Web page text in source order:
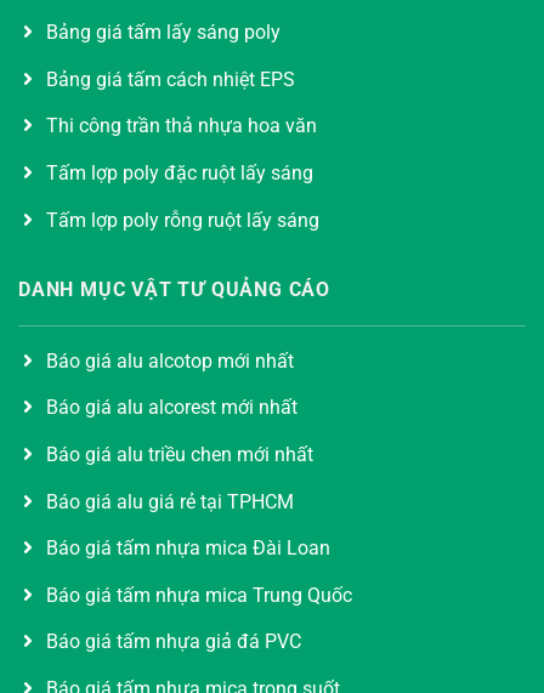
Bảng giá tấm lấy sáng poly
Bảng giá tấm cách nhiệt EPS
Thi công trần thả nhựa hoa văn
Tấm lợp poly đặc ruột lấy sáng
Tấm lợp poly rỗng ruột lấy sáng
DANH MỤC VẬT TƯ QUẢNG CÁO
Báo giá alu alcotop mới nhất
Báo giá alu alcorest mới nhất
Báo giá alu triều chen mới nhất
Báo giá alu giá rẻ tại TPHCM
Báo giá tấm nhựa mica Đài Loan
Báo giá tấm nhựa mica Trung Quốc
Báo giá tấm nhựa giả đá PVC